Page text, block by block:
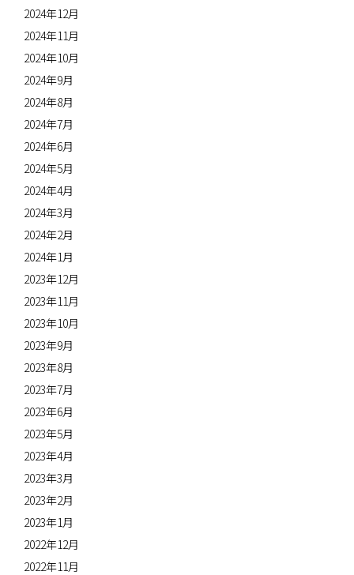
2024年12月
2024年11月
2024年10月
2024年9月
2024年8月
2024年7月
2024年6月
2024年5月
2024年4月
2024年3月
2024年2月
2024年1月
2023年12月
2023年11月
2023年10月
2023年9月
2023年8月
2023年7月
2023年6月
2023年5月
2023年4月
2023年3月
2023年2月
2023年1月
2022年12月
2022年11月